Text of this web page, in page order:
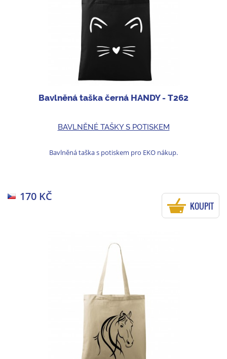
Bavlněná taška černá HANDY - T262
BAVLNĚNÉ TAŠKY S POTISKEM
Bavlněná taška s potiskem pro EKO nákup.
170 KČ
KOUPIT